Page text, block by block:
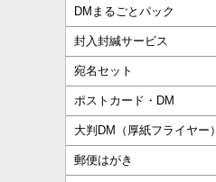
DMまるごとパック
封入封緘サービス
宛名セット
ポストカード・DM
大判DM（厚紙フライヤー）
郵便はがき